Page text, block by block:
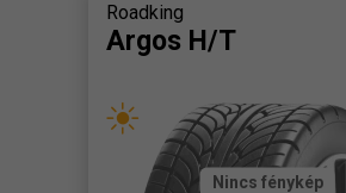
Roadking
Argos H/T
Nincs fénykép